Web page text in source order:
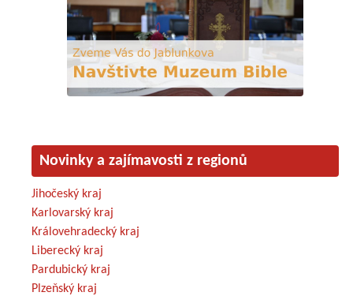
Novinky a zajímavosti z regionů
Jihočeský kraj
Karlovarský kraj
Královehradecký kraj
Liberecký kraj
Pardubický kraj
Plzeňský kraj